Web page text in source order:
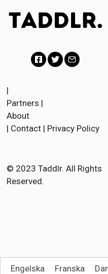
c
o
k
r
l
|
Partners |
About
| Contact | Privacy Policy
© 2023 Taddlr. All Rights
Reserved.
Engelska Franska